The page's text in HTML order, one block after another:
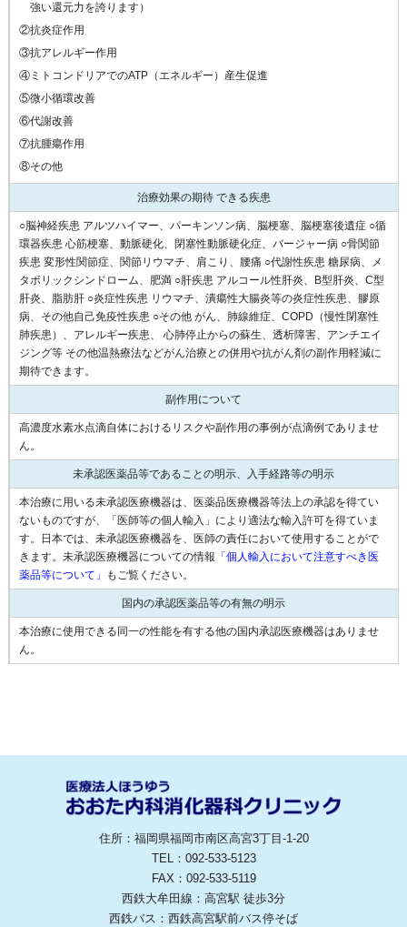
強い還元力を誇ります）
②抗炎症作用
③抗アレルギー作用
④ミトコンドリアでのATP（エネルギー）産生促進
⑤微小循環改善
⑥代謝改善
⑦抗腫瘍作用
⑧その他
治療効果の期待 できる疾患
○脳神経疾患 アルツハイマー、パーキンソン病、脳梗塞、脳梗塞後遺症 ○循
環器疾患 心筋梗塞、動脈硬化、閉塞性動脈硬化症、バージャー病 ○骨関節
疾患 変形性関節症、関節リウマチ、肩こり、腰痛 ○代謝性疾患 糖尿病、メ
タボリックシンドローム、肥満 ○肝疾患 アルコール性肝炎、B型肝炎、C型
肝炎、脂肪肝 ○炎症性疾患 リウマチ、潰瘍性大腸炎等の炎症性疾患、膠原
病、その他自己免疫性疾患 ○その他 がん、肺線維症、COPD（慢性閉塞性
肺疾患）、アレルギー疾患、 心肺停止からの蘇生、透析障害、アンチエイ
ジング等 その他温熱療法などがん治療との併用や抗がん剤の副作用軽減に
期待できます。
副作用について
高濃度水素水点滴自体におけるリスクや副作用の事例が点滴例でありませ
ん。
未承認医薬品等であることの明示、入手経路等の明示
本治療に用いる未承認医療機器は、医薬品医療機器等法上の承認を得てい
ないものですが、「医師等の個人輸入」により適法な輸入許可を得ていま
す。日本では、未承認医療機器を、医師の責任において使用することがで
きます。未承認医療機器についての情報 「個人輸入において注意すべき医
薬品等について」
もご覧ください。
国内の承認医薬品等の有無の明示
本治療に使用できる同一の性能を有する他の国内承認医療機器はありませ
ん。
住所：福岡県福岡市南区高宮3丁目-1-20
TEL：092-533-5123
FAX：092-533-5119
西鉄大牟田線：高宮駅 徒歩3分
西鉄バス：西鉄高宮駅前バス停そば